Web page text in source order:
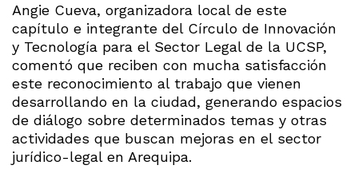
Angie Cueva, organizadora local de este
capítulo e integrante del Círculo de Innovación
y Tecnología para el Sector Legal de la UCSP,
comentó que reciben con mucha satisfacción
este reconocimiento al trabajo que vienen
desarrollando en la ciudad, generando espacios
de diálogo sobre determinados temas y otras
actividades que buscan mejoras en el sector
jurídico-legal en Arequipa.